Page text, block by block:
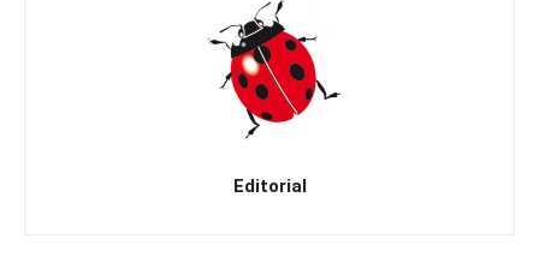
Editorial